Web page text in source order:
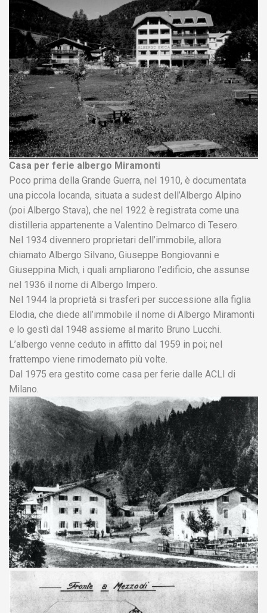
Casa per ferie albergo Miramonti
Poco prima della Grande Guerra, nel 1910, è documentata
una piccola locanda, situata a sudest dell’Albergo Alpino
(poi Albergo Stava), che nel 1922 è registrata come una
distilleria appartenente a Valentino Delmarco di Tesero.
Nel 1934 divennero proprietari dell’immobile, allora
chiamato Albergo Silvano, Giuseppe Bongiovanni e
Giuseppina Mich, i quali ampliarono l’edificio, che assunse
nel 1936 il nome di Albergo Impero.
Nel 1944 la proprietà si trasferì per successione alla figlia
Elodia, che diede all’immobile il nome di Albergo Miramonti
e lo gestì dal 1948 assieme al marito Bruno Lucchi.
L’albergo venne ceduto in affitto dal 1959 in poi; nel
frattempo viene rimodernato più volte.
Dal 1975 era gestito come casa per ferie dalle ACLI di
Milano.